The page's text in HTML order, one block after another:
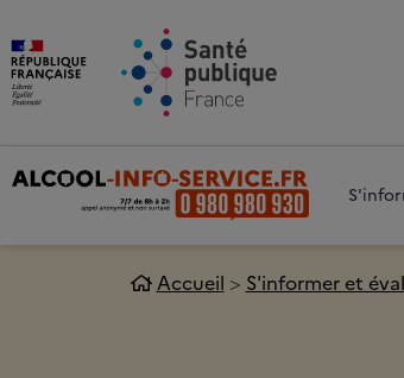
Accueil S'informer et